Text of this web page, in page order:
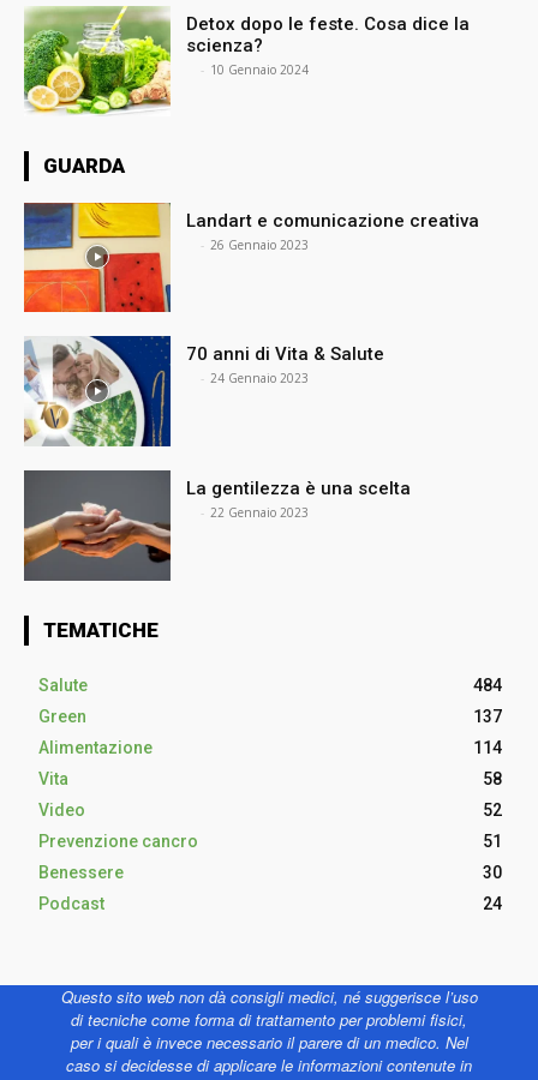
Detox dopo le feste. Cosa dice la
scienza?
- 10 Gennaio 2024
GUARDA
Landart e comunicazione creativa
- 26 Gennaio 2023
70 anni di Vita & Salute
- 24 Gennaio 2023
La gentilezza è una scelta
- 22 Gennaio 2023
TEMATICHE
Salute
484
Green
137
Alimentazione
114
Vita
58
Video
52
Prevenzione cancro
51
Benessere
30
Podcast
24
Questo sito web non dà consigli medici, né suggerisce l’uso
di tecniche come forma di trattamento per problemi fisici,
per i quali è invece necessario il parere di un medico. Nel
caso si decidesse di applicare le informazioni contenute in